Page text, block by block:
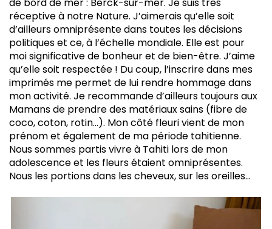
de bord de mer : Berck-sur-mer. Je suis très
réceptive à notre Nature. J’aimerais qu’elle soit
d’ailleurs omniprésente dans toutes les décisions
politiques et ce, à l’échelle mondiale. Elle est pour
moi significative de bonheur et de bien-être. J’aime
qu’elle soit respectée ! Du coup, l’inscrire dans mes
imprimés me permet de lui rendre hommage dans
mon activité. Je recommande d’ailleurs toujours aux
Mamans de prendre des matériaux sains (fibre de
coco, coton, rotin…). Mon côté fleuri vient de mon
prénom et également de ma période tahitienne.
Nous sommes partis vivre à Tahiti lors de mon
adolescence et les fleurs étaient omniprésentes.
Nous les portions dans les cheveux, sur les oreilles…